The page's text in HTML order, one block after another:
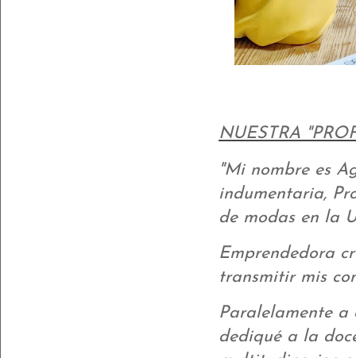
NUESTRA
"Mi nombre es
indumentaria,
de modas en la
Emprendedora
transmitir mis
Paralelamente a
dediqué a la